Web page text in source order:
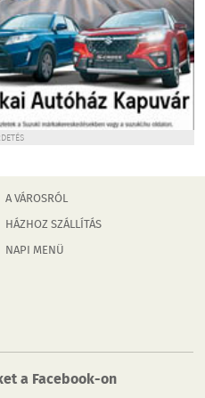
A VÁROSRÓL
HÁZHOZ SZÁLLÍTÁS
NAPI MENÜ
a Facebook-on